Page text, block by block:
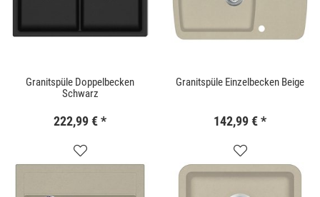
Granitspüle Doppelbecken
Schwarz
222,99 €*
Granitspüle Einzelbecken Beige
142,99 €*